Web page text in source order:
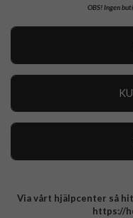
OBS!Ingen
Integritetspolicy
Via vårt hjälpcenter så
https://